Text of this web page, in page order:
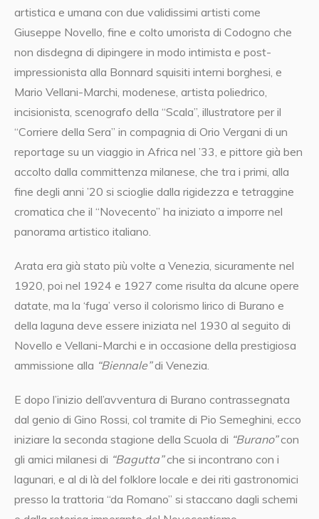
artistica e umana con due validissimi artisti come
Giuseppe Novello, fine e colto umorista di Codogno che
non disdegna di dipingere in modo intimista e post-
impressionista alla Bonnard squisiti interni borghesi, e
Mario Vellani-Marchi, modenese, artista poliedrico,
incisionista, scenografo della “Scala”, illustratore per il
“Corriere della Sera” in compagnia di Orio Vergani di un
reportage su un viaggio in Africa nel ’33, e pittore già ben
accolto dalla committenza milanese, che tra i primi, alla
fine degli anni ’20 si scioglie dalla rigidezza e tetraggine
cromatica che il “Novecento” ha iniziato a imporre nel
panorama artistico italiano.
Arata era già stato più volte a Venezia, sicuramente nel
1920, poi nel 1924 e 1927 come risulta da alcune opere
datate, ma la ‘fuga’ verso il colorismo lirico di Burano e
della laguna deve essere iniziata nel 1930 al seguito di
Novello e Vellani-Marchi e in occasione della prestigiosa
ammissione alla “Biennale”di Venezia.
E dopo l’inizio dell’avventura di Burano contrassegnata
dal genio di Gino Rossi, col tramite di Pio Semeghini, ecco
iniziare la seconda stagione della Scuola di “Burano”con
gli amici milanesi di “Bagutta”che si incontrano con i
lagunari, e al di là del folklore locale e dei riti gastronomici
presso la trattoria “da Romano” si staccano dagli schemi